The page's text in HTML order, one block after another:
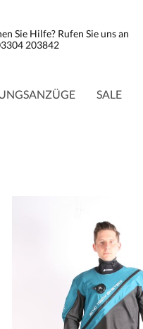
Sie Hilfe? Rufen Sie uns an
203842
SALE